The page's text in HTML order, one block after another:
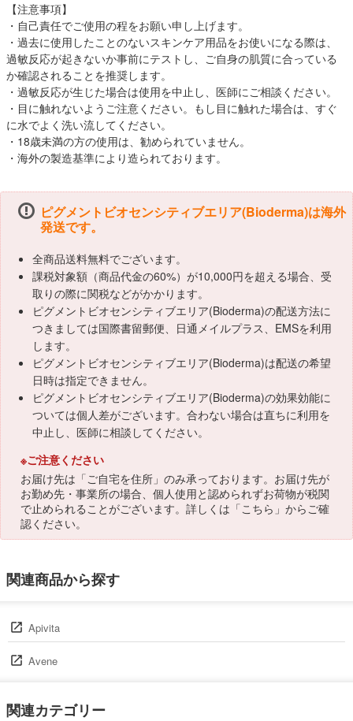
【注意事項】
・自己責任でご使用の程をお願い申し上げます。
・過去に使用したことのないスキンケア用品をお使いになる際は、
過敏反応が起きないか事前にテストし、ご自身の肌質に合っている
か確認されることを推奨します。
・過敏反応が生じた場合は使用を中止し、医師にご相談ください。
・目に触れないようご注意ください。もし目に触れた場合は、すぐ
に水でよく洗い流してください。
・18歳未満の方の使用は、勧められていません。
・海外の製造基準により造られております。
ピグメントビオセンシティブエリア(Bioderma)は海外
発送です。
全商品送料無料でございます。
課税対象額（商品代金の60%）が10,000円を超える場合、受
取りの際に関税などがかかります。
ピグメントビオセンシティブエリア(Bioderma)の配送方法に
つきましては国際書留郵便、日通メイルプラス、EMSを利用
します。
ピグメントビオセンシティブエリア(Bioderma)は配送の希望
日時は指定できません。
ピグメントビオセンシティブエリア(Bioderma)の効果効能に
ついては個人差がございます。合わない場合は直ちに利用を
中止し、医師に相談してください。
※ご注意ください
お届け先は「ご自宅を住所」のみ承っております。お届け先が
お勤め先・事業所の場合、個人使用と認められずお荷物が税関
で止められることがございます。詳しくは「こちら 」からご確
認ください。
関連商品から探す
Apivita
Avene
関連カテゴリー